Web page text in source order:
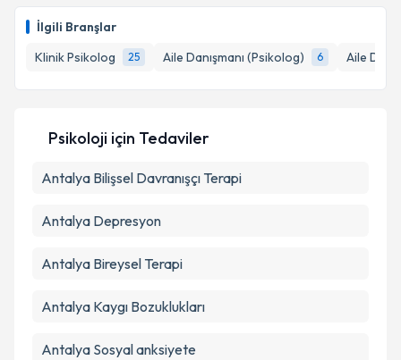
İlgili Branşlar
Klinik Psikolog
25 Aile Danışmanı (Psikolog) 6 Aile
bilgilendireceğiz.
E-posta Adresiniz
Kişisel verilerimin işlenmesine ilişkin
Metni'ni okudum ve kişisel verilerimin belirtilen
kapsamda işlenmesini kabul ediyorum.
Takvim Talebini Gönder
Psikoloji için Tedaviler
Antalya Bilişsel Davranışçı Terapi
Antalya Depresyon
Antalya Bireysel Terapi
Antalya Kaygı Bozuklukları
Antalya Sosyal anksiyete